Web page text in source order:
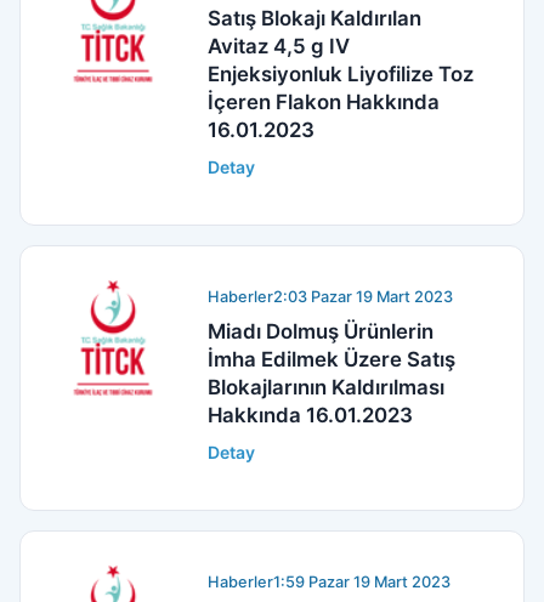
Satış Blokajı Kaldırılan
Avitaz 4,5 g IV
Enjeksiyonluk Liyofilize Toz
İçeren Flakon Hakkında
16.01.2023
Detay
Haberler2:03 Pazar 19 Mart 2023
Miadı Dolmuş Ürünlerin
İmha Edilmek Üzere Satış
Blokajlarının Kaldırılması
Hakkında 16.01.2023
Detay
Haberler1:59 Pazar 19 Mart 2023